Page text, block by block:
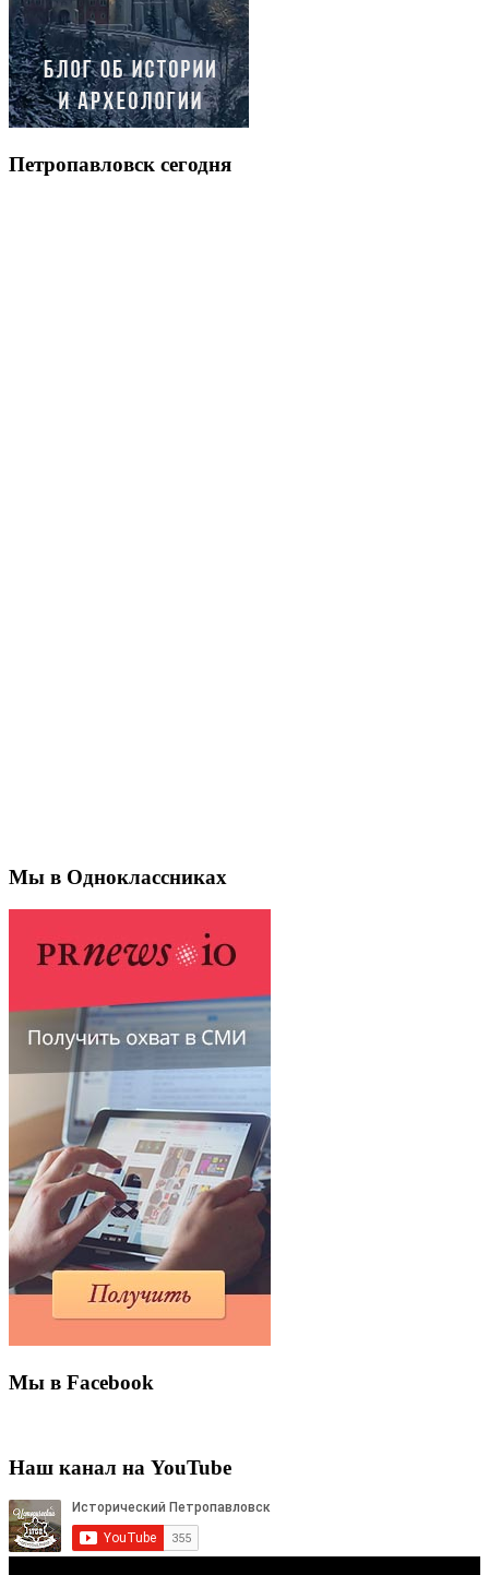
Петропавловск сегодня
Мы в Одноклассниках
Мы в Facebook
Наш канал на YouTube